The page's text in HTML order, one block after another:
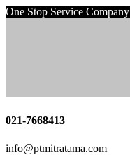
One Stop Service Company
021-7668413
info@ptmitratama.com